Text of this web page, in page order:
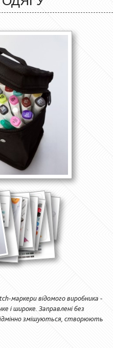
маркери відомого виробника -
і широке. Заправлені без
змішуються, створюють